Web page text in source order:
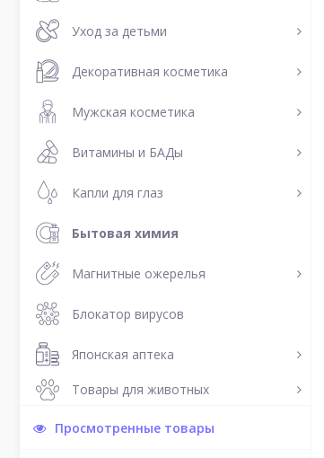
Уход за детьми
Декоративная косметика
Мужская косметика
Витамины и БАДы
Капли для глаз
Бытовая химия
Магнитные ожерелья
Блокатор вирусов
Японская аптека
Товары для животных
Просмотренные товары